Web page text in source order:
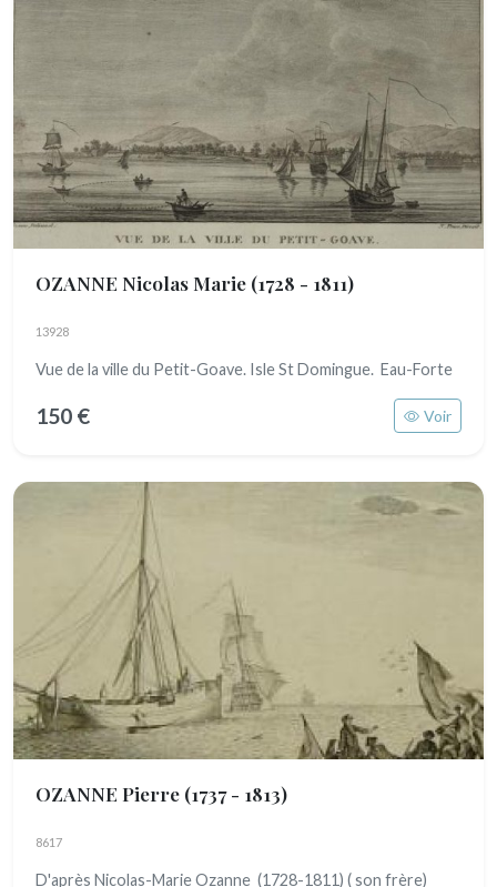
OZANNE Nicolas Marie (1728 - 1811)
13928
Vue de la ville du Petit-Goave. Isle St Domingue. Eau-Forte
150 € Voir
OZANNE Pierre (1737 - 1813)
8617
D'après Nicolas-Marie Ozanne (1728-1811) ( son frère)